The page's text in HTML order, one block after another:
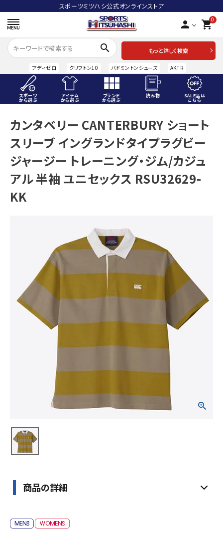
スポーツミツハシ公式オンラインストア
person 0
shopping_cart
search
もっと詳しく検索
アディゼロ クリフトン10 バドミントンシューズ AKTR
スポーツ
から選ぶ
アイテム
から選ぶ
ブランド
から選ぶ
読み物 SALE品は
こちら
ACCOUNT MENU
ようこそ ゲスト 様
meeting_room person 会員登録
スポーツから選ぶ
SALE品はこちら
INFORMATIOM
ご利用ガイド
お問い合わせ
プライバシーポリシー
カンタベリー CANTERBURY ショート
スリーブ イングランドタイプラグビー
ジャージー トレーニング・ジム/カジュ
アル 半袖 ユニセックス RSU32629-
KK
商品の詳細